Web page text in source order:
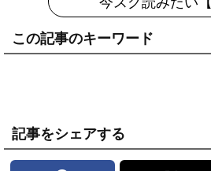
この記事のキーワード
記事をシェアする